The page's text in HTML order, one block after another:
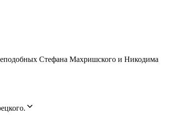
Стефана Махришского и Никодима